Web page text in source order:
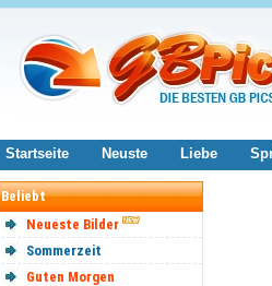
Startseite Neuste Liebe
Beliebt
Neueste Bilder
Sommerzeit
Guten Morgen